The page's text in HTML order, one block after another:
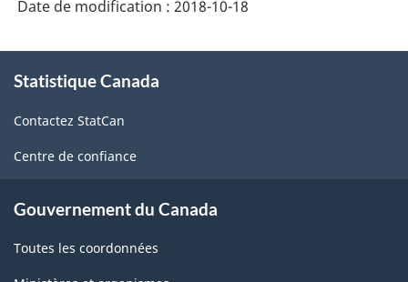
-
Structure
de
la
Date de modification : 2018-10-18
propos
ce
site
Statistique Canada
Contactez StatCan
Centre de confiance
Gouvernement du Canada
Toutes les coordonnées